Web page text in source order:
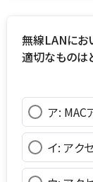
無線LANにお
適切なものは
ア: MAC
イ: アク